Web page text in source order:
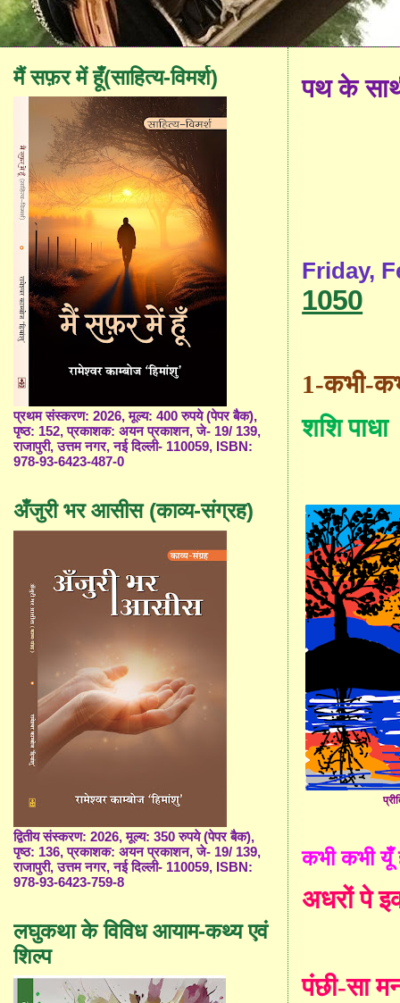
पथ के
Friday,
1050
1-कभी-
शशि पाधा
कभी कभी यूँ
अधरों पे
पंछी-सा
मैं सफ़र में हूँ(साहित्य-विमर्श)
प्रथम संस्करण: 2026, मूल्य: 400 रुपये (पेपर बैक),
पृष्ठ: 152, प्रकाशक: अयन प्रकाशन, जे- 19/ 139,
राजापुरी, उत्तम नगर, नई दिल्ली- 110059, ISBN:
978-93-6423-487-0
अँजुरी भर आसीस (काव्य-संग्रह)
द्वितीय संस्करण: 2026, मूल्य: 350 रुपये (पेपर बैक),
पृष्ठ: 136, प्रकाशक: अयन प्रकाशन, जे- 19/ 139,
राजापुरी, उत्तम नगर, नई दिल्ली- 110059, ISBN:
978-93-6423-759-8
लघुकथा के विविध आयाम-कथ्य एवं
शिल्प